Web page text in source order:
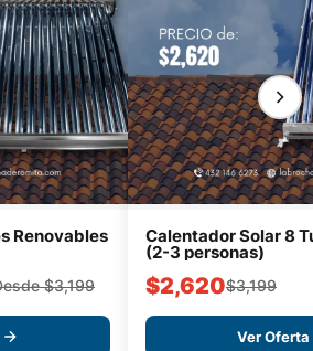
Renovables
$3,199
Calentador Solar 8
(2-3 personas)
$2,620$3,199
Ver Oferta